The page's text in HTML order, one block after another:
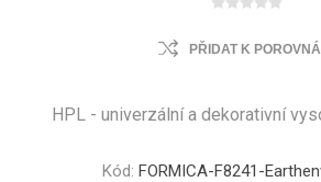
PŘIDAT K
HPL - univerzální a dekorativní
Kód: FORMICA-F8241-